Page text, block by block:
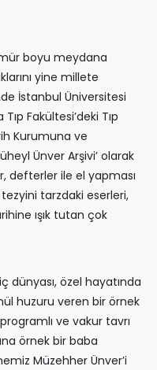
boyu meydana
yine millete
İstanbul Üniversitesi
Fakültesi’deki Tıp
Kurumuna ve
Ünver Arşivi’ olarak
defterler ile el yapması
tarzdaki eserleri,
ışık tutan çok
dünyası, özel hayatında
huzuru veren bir örnek
ve vakur tavrı
örnek bir baba
Müzehher Ünver’i